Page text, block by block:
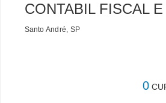
CONTABIL FISCAL E
Santo André, SP
0